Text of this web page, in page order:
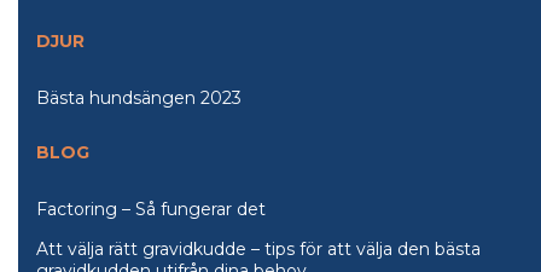
DJUR
Bästa hundsängen 2023
BLOG
Factoring – Så fungerar det
Att välja rätt gravidkudde – tips för att välja den bästa